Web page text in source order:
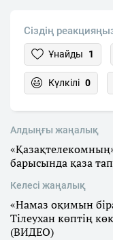
Сіздің
Ұнайды 1
Күлкілі 0
Алдыңғы жаңалық
барысында қаза
Келесі жаңалық
«Намаз оқимын
Тілеухан көптің
(ВИДЕО)